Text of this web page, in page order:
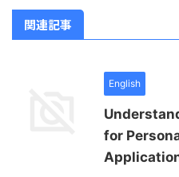
関連記事
English
for